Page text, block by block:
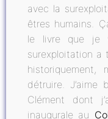
avec la
êtres humains.
le livre que je
surexploitation a
détruire. J’aime
Clément dont
inaugurale au